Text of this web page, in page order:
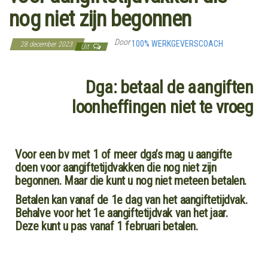
nog niet zijn begonnen
28 december 2023 Uit Door100% WERKGEVERSCOACH
Dga: betaal de aangiften
loonheffingen niet te vroeg
Voor een bv met 1 of meer dga’s mag u aangifte
doen voor aangiftetijdvakken die nog niet zijn
begonnen. Maar die kunt u nog niet meteen betalen.
Betalen kan vanaf de 1e dag van het aangiftetijdvak.
Behalve voor het 1e aangiftetijdvak van het jaar.
Deze kunt u pas vanaf 1 februari betalen.